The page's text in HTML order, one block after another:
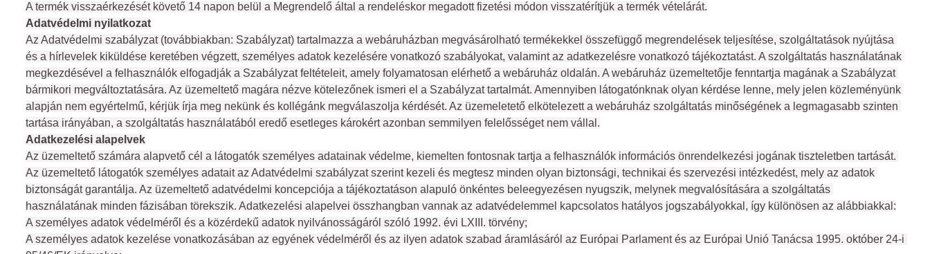
A termék visszaérkezését követő 14 napon belül a Megrendelő által a rendeléskor megadott fizetési módon visszatérítjük a termék vételárát.
Adatvédelmi nyilatkozat
Az Adatvédelmi szabályzat (továbbiakban: Szabályzat) tartalmazza a webáruházban megvásárolható termékekkel összefüggő megrendelések teljesítése, szolgáltatások nyújtása
és a hírlevelek kiküldése keretében végzett, személyes adatok kezelésére vonatkozó szabályokat, valamint az adatkezelésre vonatkozó tájékoztatást. A szolgáltatás használatának
megkezdésével a felhasználók elfogadják a Szabályzat feltételeit, amely folyamatosan elérhető a webáruház oldalán. A webáruház üzemeltetője fenntartja magának a Szabályzat
bármikori megváltoztatására. Az üzemeltető magára nézve kötelezőnek ismeri el a Szabályzat tartalmát. Amennyiben látogatónknak olyan kérdése lenne, mely jelen közleményünk
alapján nem egyértelmű, kérjük írja meg nekünk és kollégánk megválaszolja kérdését. Az üzemeletető elkötelezett a webáruház szolgáltatás minőségének a legmagasabb szinten
tartása irányában, a szolgáltatás használatából eredő esetleges károkért azonban semmilyen felelősséget nem vállal.
Adatkezelési alapelvek
Az üzemeltető számára alapvető cél a látogatók személyes adatainak védelme, kiemelten fontosnak tartja a felhasználók információs önrendelkezési jogának tiszteletben tartását.
Az üzemeltető látogatók személyes adatait az Adatvédelmi szabályzat szerint kezeli és megtesz minden olyan biztonsági, technikai és szervezési intézkedést, mely az adatok
biztonságát garantálja. Az üzemeltető adatvédelmi koncepciója a tájékoztatáson alapuló önkéntes beleegyezésen nyugszik, melynek megvalósítására a szolgáltatás
használatának minden fázisában törekszik. Adatkezelési alapelvei összhangban vannak az adatvédelemmel kapcsolatos hatályos jogszabályokkal, így különösen az alábbiakkal:
A személyes adatok védelméről és a közérdekű adatok nyilvánosságáról szóló 1992. évi LXIII. törvény;
A személyes adatok kezelése vonatkozásában az egyének védelméről és az ilyen adatok szabad áramlásáról az Európai Parlament és az Európai Unió Tanácsa 1995. október 24-i